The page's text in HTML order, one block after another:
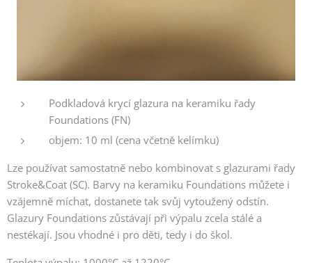
Podkladová krycí glazura na keramiku řady
Foundations (FN)
objem: 10 ml (cena včetně kelímku)
Lze používat samostatně nebo kombinovat s glazurami řady
Stroke&Coat (SC). Barvy na keramiku Foundations můžete i
vzájemně míchat, dostanete tak svůj vytoužený odstín.
Glazury Foundations zůstávají při výpalu zcela stálé a
nestékají. Jsou vhodné i pro děti, tedy i do škol.